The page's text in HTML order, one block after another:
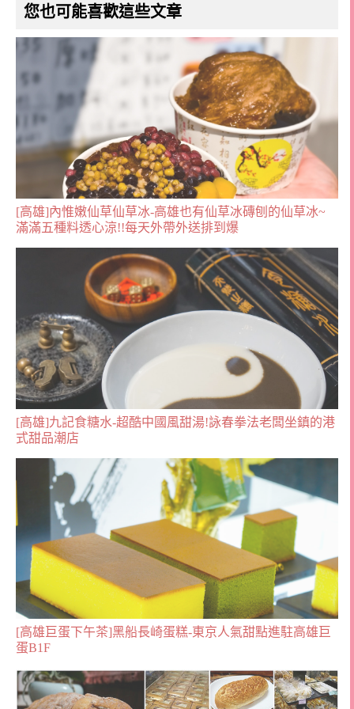
您也可能喜歡這些文章
[高雄]內惟嫩仙草仙草冰-高雄也有仙草冰磚刨的仙草冰~
滿滿五種料透心涼!!每天外帶外送排到爆
[高雄]九記食糖水-超酷中國風甜湯!詠春拳法老闆坐鎮的港
式甜品潮店
[高雄巨蛋下午茶]黑船長崎蛋糕-東京人氣甜點進駐高雄巨
蛋B1F